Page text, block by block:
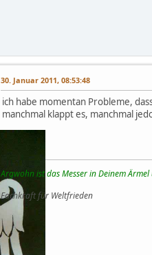
30. Januar 2011, 08:53:48
ich habe momentan Probleme,
manchmal klappt es, manchmal
Argwohn ist das Messer in Deinem
Fachkraft für Weltfrieden